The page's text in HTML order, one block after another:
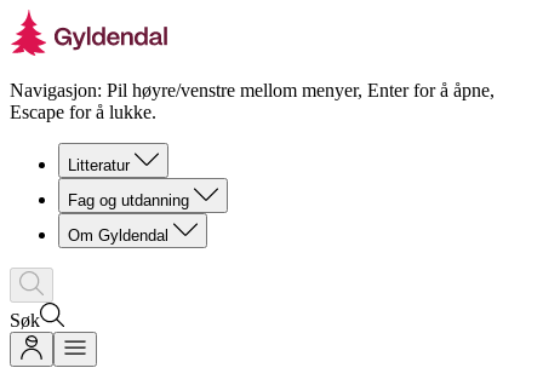
Navigasjon: Pil høyre/venstre mellom menyer, Enter for å åpne,
Escape for å lukke.
Litteratur
Fag og utdanning
Om Gyldendal
Søk